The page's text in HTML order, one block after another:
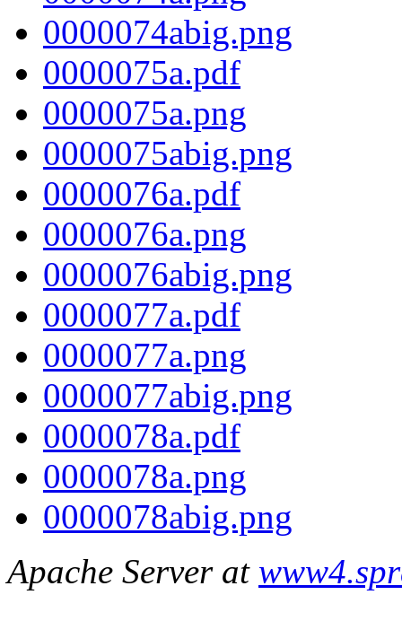
0000074abig.png
0000075a.pdf
0000075a.png
0000075abig.png
0000076a.pdf
0000076a.png
0000076abig.png
0000077a.pdf
0000077a.png
0000077abig.png
0000078a.pdf
0000078a.png
0000078abig.png
Apache Server at